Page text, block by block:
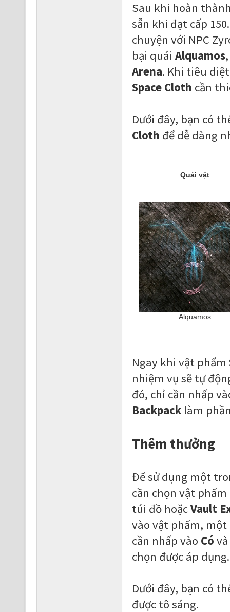
Sau khi hoàn
sẵn khi đạt cấp
chuyện với NPC
bại quái Alquamos
Arena. Khi tiêu
Space Cloth cần
Dưới đây, bạn có
Cloth để dễ dàng
Quái vật
Alquamos
Ngay khi vật phẩm
nhiệm vụ sẽ tự
đó, chỉ cần nhấp
Backpacklàm
Thêm thưởng
Để sử dụng một
cần chọn vật
túi đồ hoặcVault
vào vật phẩm, một
cần nhấp vào Có
chọn được áp dụng.
Dưới đây, bạn có
được tô sáng.